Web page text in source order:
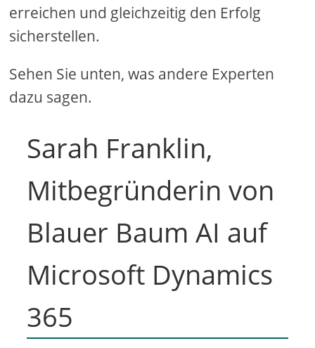
erreichen und gleichzeitig den Erfolg
sicherstellen.
Sehen Sie unten, was andere Experten
dazu sagen.
Sarah Franklin,
Mitbegründerin von
Blauer Baum AI auf
Microsoft Dynamics
365